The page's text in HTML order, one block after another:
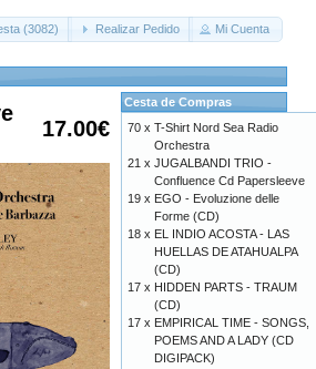
(3082) Realizar Pedido Mi Cuenta
17.00€
Cesta de Compras
70 x T-Shirt Nord Sea Radio
Orchestra
21 x JUGALBANDI TRIO -
Confluence Cd Papersleeve
19 x EGO - Evoluzione delle
Forme (CD)
18 x EL INDIO ACOSTA - LAS
HUELLAS DE ATAHUALPA
(CD)
17 x HIDDEN PARTS - TRAUM
(CD)
17 x EMPIRICAL TIME - SONGS,
POEMS AND A LADY (CD
DIGIPACK)